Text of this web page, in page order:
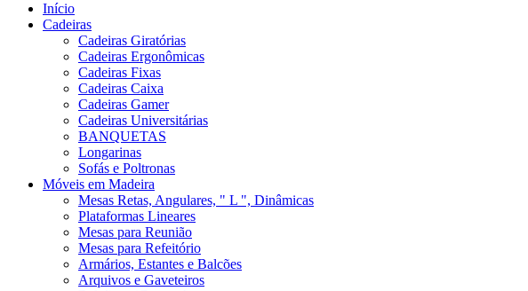
Início
Cadeiras
Cadeiras Giratórias
Cadeiras Ergonômicas
Cadeiras Fixas
Cadeiras Caixa
Cadeiras Gamer
Cadeiras Universitárias
BANQUETAS
Longarinas
Sofás e Poltronas
Móveis em Madeira
Mesas Retas, Angulares, " L ", Dinâmicas
Plataformas Lineares
Mesas para Reunião
Mesas para Refeitório
Armários, Estantes e Balcões
Arquivos e Gaveteiros